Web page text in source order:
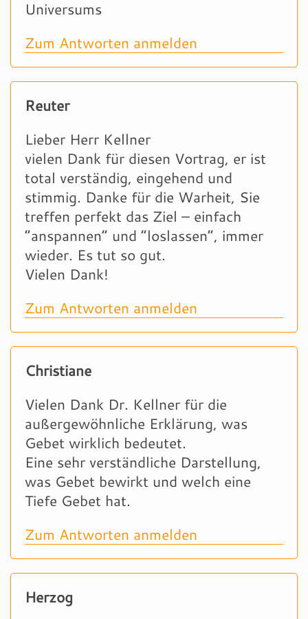
Universums
Zum Antworten anmelden
Reuter
Lieber Herr Kellner
vielen Dank für diesen Vortrag, er ist
total verständig, eingehend und
stimmig. Danke für die Warheit, Sie
treffen perfekt das Ziel – einfach
“anspannen” und “loslassen”, immer
wieder. Es tut so gut.
Vielen Dank!
Zum Antworten anmelden
Christiane
Vielen Dank Dr. Kellner für die
außergewöhnliche Erklärung, was
Gebet wirklich bedeutet.
Eine sehr verständliche Darstellung,
was Gebet bewirkt und welch eine
Tiefe Gebet hat.
Zum Antworten anmelden
Herzog